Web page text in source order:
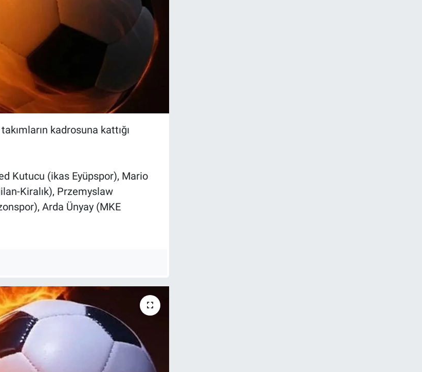
kadrosuna kattığı
Kutucu (ikas Eyüpspor), Mario
Kiralık), Przemyslaw
Arda Ünyay (MKE